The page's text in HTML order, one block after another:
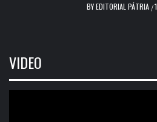
BYEDITORIAL PÁTRIA /
VIDEO